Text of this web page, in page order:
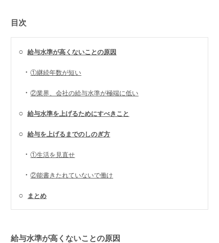
目次
○給与水準が高くないことの原因
・①継続年数が短い
・②業界、会社の給与水準が極端に低い
○給与水準を上げるためにすべきこと
○給与を上げるまでのしのぎ方
・①生活を見直せ
・②能書きたれていないで働け
○ まとめ
給与水準が高くないことの原因